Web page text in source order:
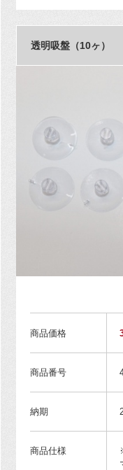
透明吸盤（10ヶ）
商品価格
商品番号
納期
商品仕様